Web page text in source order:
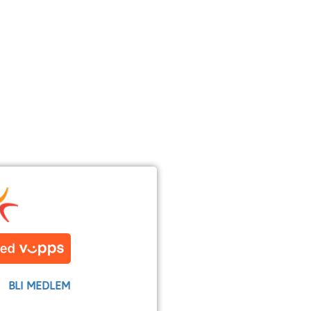
BLI MEDLEM